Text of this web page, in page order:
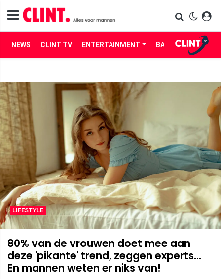
NEWS CLINT TV ENTERTAINMENT BABES LIFE
LIFESTYLE
80% van de vrouwen doet mee aan
deze 'pikante' trend, zeggen experts...
En mannen weten er niks van!